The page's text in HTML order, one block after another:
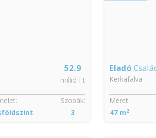
52.9
millió Ft
Szobák:
3
Eladó
Kerkafalva
Méret:
47 m2